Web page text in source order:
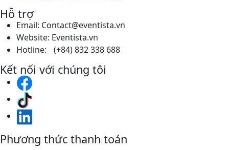
Hỗ trợ
Email: Contact@eventista.vn
Website: Eventista.vn
Hotline: (+84) 832 338 688
Kết nối với chúng tôi
Phương thức thanh toán